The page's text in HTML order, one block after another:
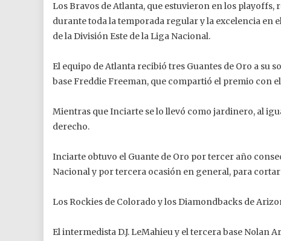
Los Bravos de Atlanta, que estuvieron en los
durante toda la temporada regular y la excelencia en
de la División Este de la Liga Nacional.
El equipo de Atlanta recibió tres Guantes de Oro a su
base Freddie Freeman, que compartió el premio con
Mientras que Inciarte se lo llevó como jardinero, al
derecho.
Inciarte obtuvo el Guante de Oro por tercer año
Nacional y por tercera ocasión en general, para
Los Rockies de Colorado y los Diamondbacks de
El intermedista D.J. LeMahieu y el tercera base